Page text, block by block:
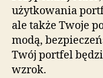
użytkowania
ale także Twoje
modą,
Twój portfel
wzrok.